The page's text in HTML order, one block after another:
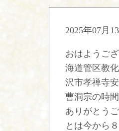
2025年07月
おはようご
海道管区教
沢市孝禅寺
曹洞宗の時
ありがとう
とは今から